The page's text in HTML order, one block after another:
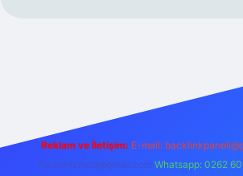
Reklam ve İletişim: E-mail:
forumhizmeti@gmail.com Whatsapp: 0262